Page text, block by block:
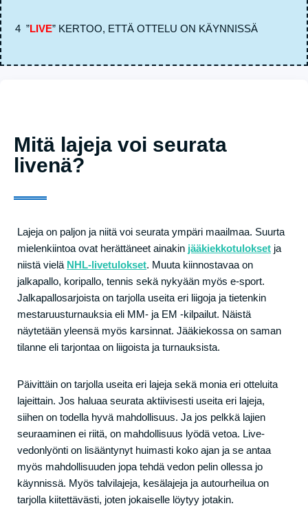
4 ”LIVE” KERTOO, ETTÄ OTTELU ON KÄYNNISSÄ
Mitä lajeja voi seurata
livenä?
Lajeja on paljon ja niitä voi seurata ympäri maailmaa. Suurta
mielenkiintoa ovat herättäneet ainakin jääkiekkotulokset ja
niistä vielä NHL-livetulokset. Muuta kiinnostavaa on
jalkapallo, koripallo, tennis sekä nykyään myös e-sport.
Jalkapallosarjoista on tarjolla useita eri liigoja ja tietenkin
mestaruusturnauksia eli MM- ja EM -kilpailut. Näistä
näytetään yleensä myös karsinnat. Jääkiekossa on saman
tilanne eli tarjontaa on liigoista ja turnauksista.
Päivittäin on tarjolla useita eri lajeja sekä monia eri otteluita
lajeittain. Jos haluaa seurata aktiivisesti useita eri lajeja,
siihen on todella hyvä mahdollisuus. Ja jos pelkkä lajien
seuraaminen ei riitä, on mahdollisuus lyödä vetoa. Live-
vedonlyönti on lisääntynyt huimasti koko ajan ja se antaa
myös mahdollisuuden jopa tehdä vedon pelin ollessa jo
käynnissä. Myös talvilajeja, kesälajeja ja autourheilua on
tarjolla kiitettävästi, joten jokaiselle löytyy jotakin.